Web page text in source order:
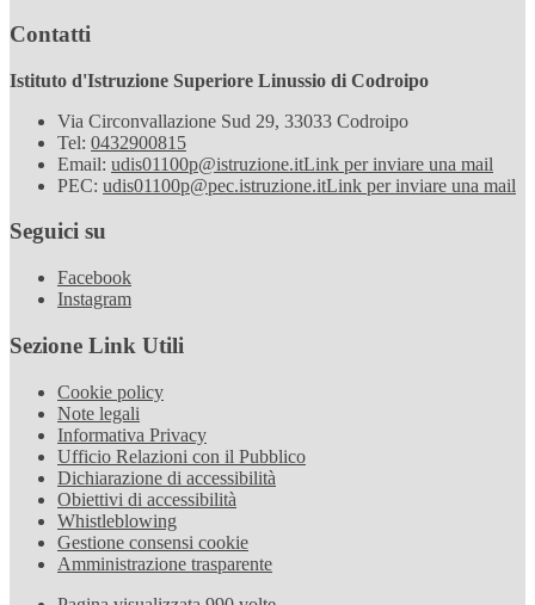
Contatti
Istituto d'Istruzione Superiore Linussio di Codroipo
Via Circonvallazione Sud 29, 33033 Codroipo
Tel: 0432900815
Email: udis01100p@istruzione.itLink per inviare una mail
PEC: udis01100p@pec.istruzione.itLink per inviare una mail
Seguici su
Facebook
Instagram
Sezione Link Utili
Cookie policy
Note legali
Informativa Privacy
Ufficio Relazioni con il Pubblico
Dichiarazione di accessibilità
Obiettivi di accessibilità
Whistleblowing
Gestione consensi cookie
Amministrazione trasparente